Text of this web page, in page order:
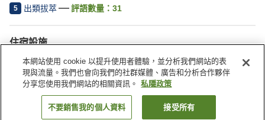
5 出類拔萃 評語數量： 31
住宿設施
停車場
送遞服務
食物過敏特殊飲食要求
日本 長野縣
富士見町
FUJIMI KOGEN PENSION RYOZO找客房
本網站使用 cookie 以提升使用者體驗，並分析我們網站的表
現與流量。我們也會向我們的社群媒體、廣告和分析合作夥伴
分享您使用我們網站的相關資訊。
私隱政策
不要銷售我的個人資料 接受所有